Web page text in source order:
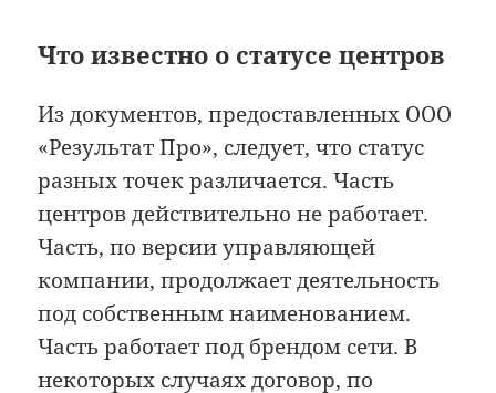
Что известно о статусе центров
Из документов, предоставленных ООО
«Результат Про», следует, что статус
разных точек различается. Часть
центров действительно не работает.
Часть, по версии управляющей
компании, продолжает деятельность
под собственным наименованием.
Часть работает под брендом сети. В
некоторых случаях договор, по